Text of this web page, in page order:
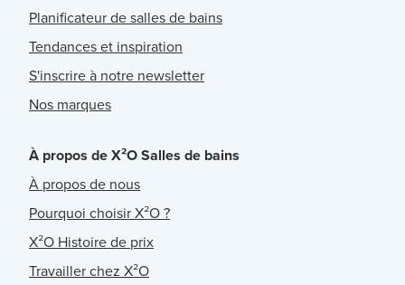
Planificateur de salles de bains
Tendances et inspiration
S'inscrire à notre newsletter
Nos marques
À propos de X²O Salles de bains
À propos de nous
Pourquoi choisir X²O ?
X²O Histoire de prix
Travailler chez X²O